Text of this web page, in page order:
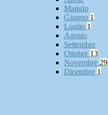
Maggio
Giugno 1
Luglio 1
Agosto
Settembre
Ottobre 13
Novembre 29
Dicembre 1